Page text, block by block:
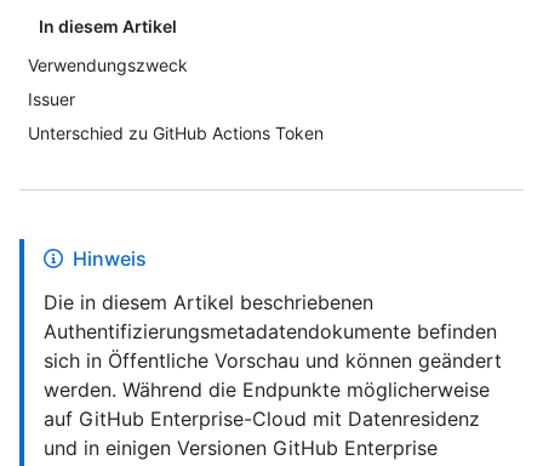
In diesem Artikel
Verwendungszweck
Issuer
Unterschied zu GitHub Actions Token
Hinweis
Die in diesem Artikel beschriebenen
Authentifizierungsmetadatendokumente befinden
sich in Öffentliche Vorschau und können geändert
werden. Während die Endpunkte möglicherweise
auf GitHub Enterprise-Cloud mit Datenresidenz
und in einigen Versionen GitHub Enterprise